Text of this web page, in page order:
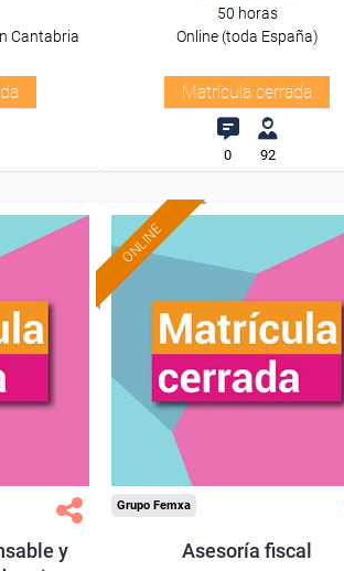
Cantabria
50 horas
Online (toda España)
Matrícula cerrada
0 92
y
ONLINE
Grupo Femxa
Asesoría fiscal